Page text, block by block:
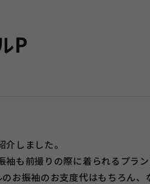
P
しました。
も前撮りの際に着られるプラン
お振袖のお支度代はもちろん、